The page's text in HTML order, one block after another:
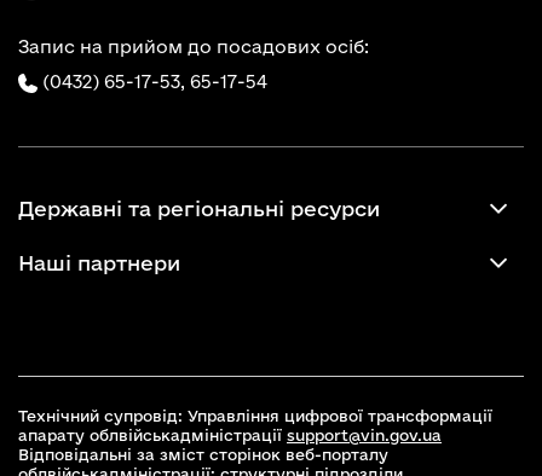
Запис на прийом до посадових осіб:
(0432) 65-17-53, 65-17-54
Державні та регіональні ресурси
Наші партнери
Технічний супровід: Управління цифрової трансформації
апарату облвійськадміністрації support@vin.gov.ua
Відповідальні за зміст сторінок веб-порталу